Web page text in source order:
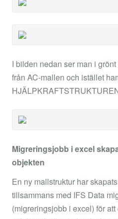
I bilden nedan ser man i
från AC-mallen och istället
Migreringsjobb i excel
objekten
En ny mallstruktur har
tillsammans med IFS Data
(migreringsjobb i excel) för